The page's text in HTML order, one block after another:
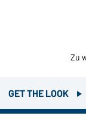
Zu
GET THE LOOK